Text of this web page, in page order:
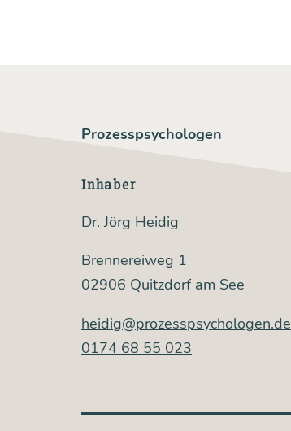
Prozesspsychologen
Inhaber
Dr. Jörg Heidig
Brennereiweg 1
02906 Quitzdorf am See
heidig@prozesspsychologen.de
0174 68 55 023